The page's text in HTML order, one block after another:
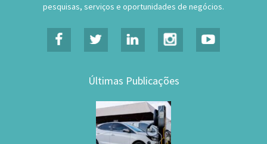
pesquisas, serviços e oportunidades de negócios.
Últimas Publicações